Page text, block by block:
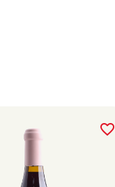
favorite_border